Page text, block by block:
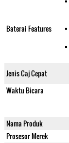
Baterai Features
Jenis Caj Cepat
Waktu Bicara
Nama Produk
Prosesor Merek